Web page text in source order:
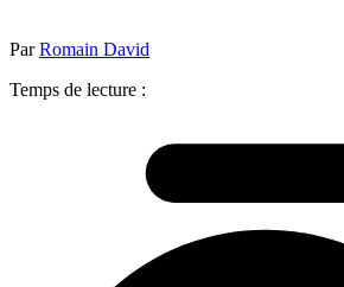
ParRomain David
Temps de lecture :